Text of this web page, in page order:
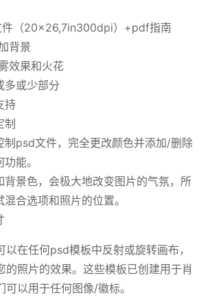
件（20×26,7in300dpi）+pdf指南
背景
效果和火花
多或少部分
持
制
制psd文件，完全更改颜色并添加/删除
能。
背景色，会极大地改变图片的气氛，所
合选项和照片的位置。
以在任何psd模板中反射或旋转画布，
的照片的效果。这些模板已创建用于肖
以用于任何图像/徽标。